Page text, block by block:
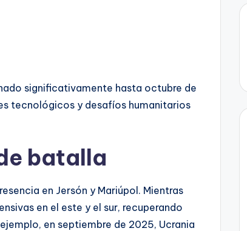
significativamente hasta octubre de
tecnológicos y desafíos humanitarios
batalla
en Jersón y Mariúpol. Mientras
en el este y el sur, recuperando
en septiembre de 2025, Ucrania